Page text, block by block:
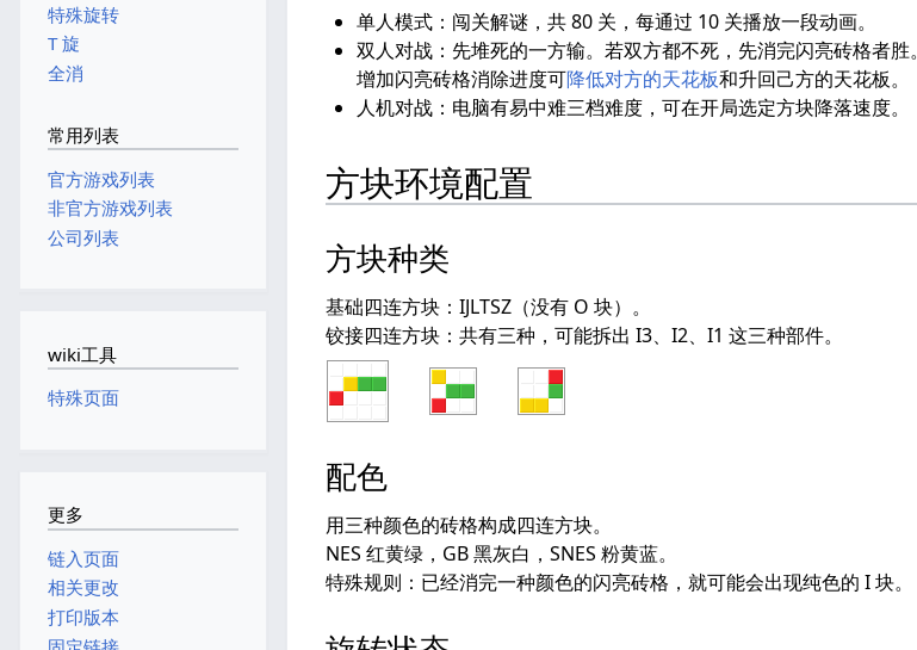
单人模式：闯关解谜，共 80 关，每通过 10 关播放一段动画。
双人对战：先堆死的一方输。若双方都不死，先消完闪亮砖格者胜。
增加闪亮砖格消除进度可降低对方的天花板和升回己方的天花板。
人机对战：电脑有易中难三档难度，可在开局选定方块降落速度。
方块环境配置
方块种类
基础四连方块：IJLTSZ（没有 O 块）。
铰接四连方块：共有三种，可能拆出 I3、I2、I1 这三种部件。
配色
用三种颜色的砖格构成四连方块。
NES 红黄绿，GB 黑灰白，SNES 粉黄蓝。
特殊规则：已经消完一种颜色的闪亮砖格，就可能会出现纯色的 I 块。
特殊旋转
T 旋
全消
常用列表
官方游戏列表
非官方游戏列表
公司列表
wiki工具
特殊页面
更多
链入页面
相关更改
打印版本